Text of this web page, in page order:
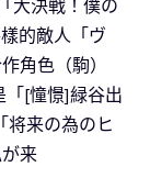
大決戦！僕の
的敵人「ヴ
角色（駒）
「[憧憬]緑谷出
将来の為のヒ
来